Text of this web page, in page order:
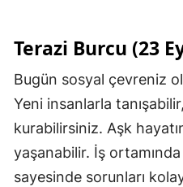
Terazi Burcu (23
Bugün sosyal çevreniz
Yeni insanlarla
kurabilirsiniz. Aşk
yaşanabilir. İş ortamında
sayesinde sorunları